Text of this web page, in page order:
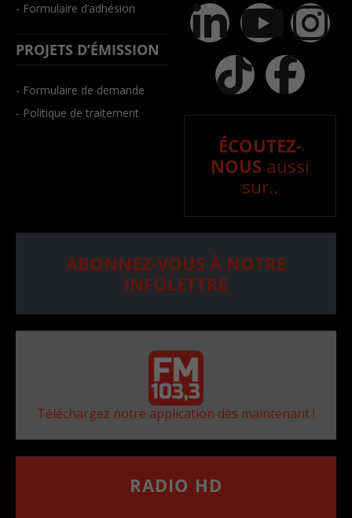
- Formulaire d’adhésion
PROJETS D’ÉMISSION
- Formulaire de demande
- Politique de traitement
ÉCOUTEZ-
NOUS aussi
sur..
ABONNEZ-VOUS À NOTRE
INFOLETTRE
Téléchargez notre application dès maintenant !
RADIO HD